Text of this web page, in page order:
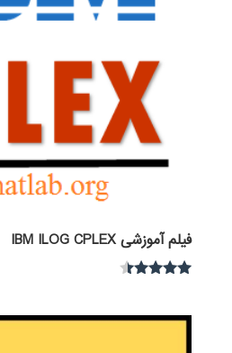
فیلم آموزشی IBM ILOG CPLEX
از 5